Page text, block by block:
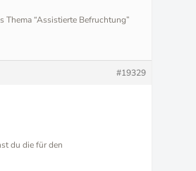
Thema “Assistierte Befruchtung”
#19329
du die für den